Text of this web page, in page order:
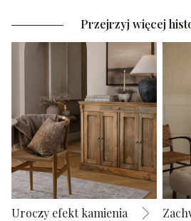
Przejrzyj więcej
Uroczy efekt kamienia